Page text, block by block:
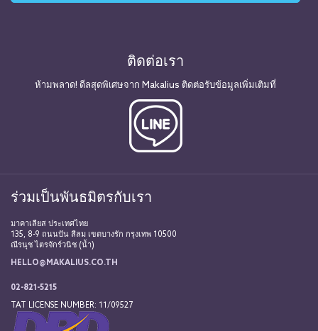
ติดต่อเรา
ห้ามพลาด! ดีลสุดพิเศษจาก Makalius ติดต่อรับข้อมูลเพิ่มเติมที่
ร่วมเป็นพันธมิตรกับเรา
มาคาเลียส ประเทศไทย
135, 8-9 ถนนปัน สีลม เขตบางรัก กรุงเทพ 10500
ณีรนุช ไตรจักร์วนิช (น้ำ)
HELLO@MAKALIUS.CO.TH
02-821-5215
TAT LICENSE NUMBER: 11/09527